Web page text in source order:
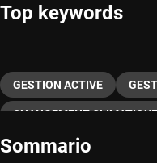
Top keywords
GESTION ACTIVE
CHANGEMENT CLIMATIQUE
Sommario